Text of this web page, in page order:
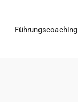
Führungscoaching